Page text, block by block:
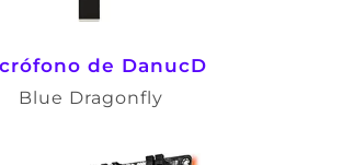
de DanucD
Blue Dragonfly